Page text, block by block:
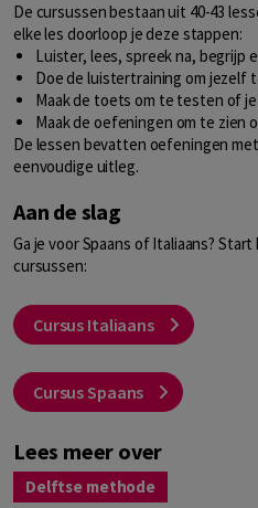
De cursussen bestaan uit 40-43
elke les doorloop je deze stappen:
Luister, lees, spreek na, begrijp
Doe de luistertraining om jezelf
Maak de toets om te testen of
Maak de oefeningen om te zien
De lessen bevatten oefeningen
eenvoudige uitleg.
Aan de slag
Ga je voor Spaans of Italiaans?
cursussen:
Cursus Italiaans
Cursus Spaans
Lees meer over
Delftse methode